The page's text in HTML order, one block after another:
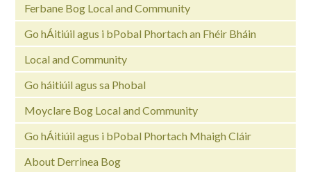
Ferbane Bog Local and Community
Go hÁitiúil agus i bPobal Phortach an Fhéir Bháin
Local and Community
Go háitiúil agus sa Phobal
Moyclare Bog Local and Community
Go hÁitiúil agus i bPobal Phortach Mhaigh Cláir
About Derrinea Bog